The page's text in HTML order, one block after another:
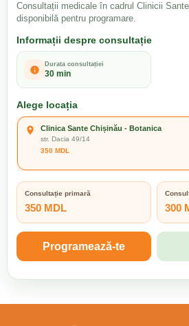
Consultații medicale în cadrul Clinicii
disponibilă pentru programare.
Informații despre consultație
Durata consultației
30 min
Alege locația
Clinica Sante Chișinău - Botanica
str. Dacia 49/14
350 MDL
Consultație primară
350 MDL 300
Programează-te